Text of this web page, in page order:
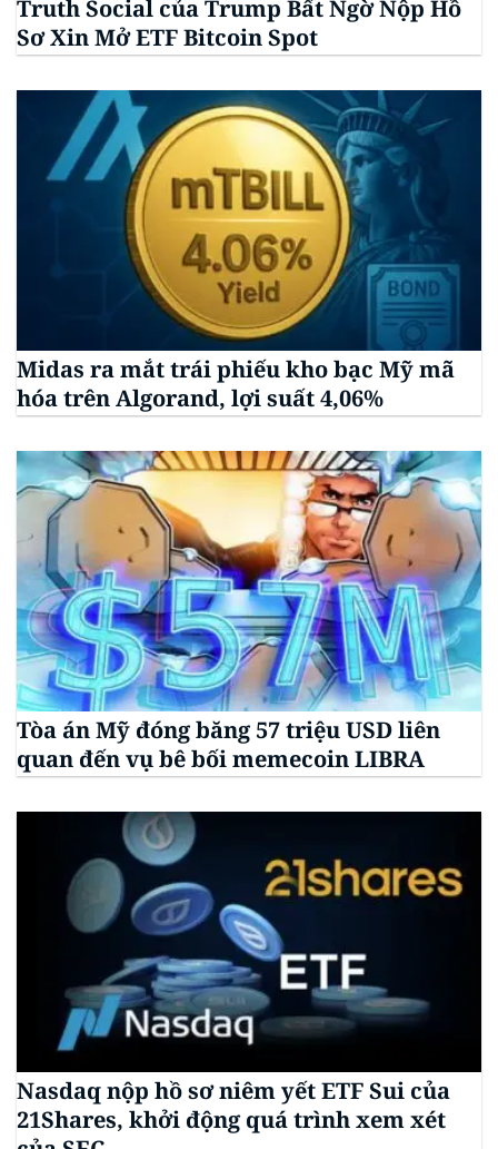
Truth Social của Trump Bất Ngờ Nộp Hồ
Sơ Xin Mở ETF Bitcoin Spot
Midas ra mắt trái phiếu kho bạc Mỹ mã
hóa trên Algorand, lợi suất 4,06%
Tòa án Mỹ đóng băng 57 triệu USD liên
quan đến vụ bê bối memecoin LIBRA
Nasdaq nộp hồ sơ niêm yết ETF Sui của
21Shares, khởi động quá trình xem xét